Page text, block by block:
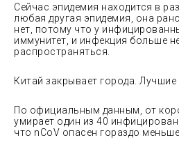
Сейчас эпидемия находится в
любая другая эпидемия, она
нет, потому что у
иммунитет, и инфекция больше
распространяться.
Китай закрывает города.
По официальным данным, от
умирает один из 40
что nCoV опасен гораздо